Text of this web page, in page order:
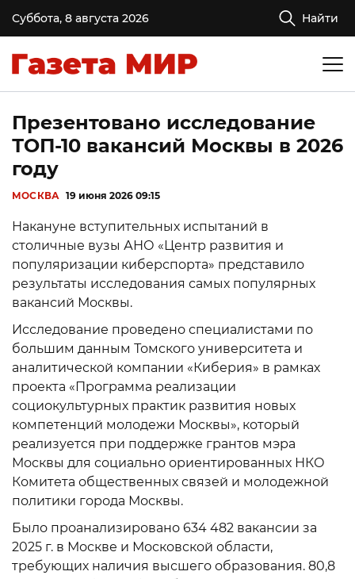
Суббота, 8 августа 2026 Найти
Презентовано исследование
ТОП-10 вакансий Москвы в 2026
году
МОСКВА 19 июня 2026 09:15
Накануне вступительных испытаний в
столичные вузы АНО «Центр развития и
популяризации киберспорта» представило
результаты исследования самых популярных
вакансий Москвы.
Исследование проведено специалистами по
большим данным Томского университета и
аналитической компании «Киберия» в рамках
проекта «Программа реализации
социокультурных практик развития новых
компетенций молодежи Москвы», который
реализуется при поддержке грантов мэра
Москвы для социально ориентированных НКО
Комитета общественных связей и молодежной
политики города Москвы.
Было проанализировано 634 482 вакансии за
2025 г. в Москве и Московской области,
требующих наличия высшего образования. 80,8